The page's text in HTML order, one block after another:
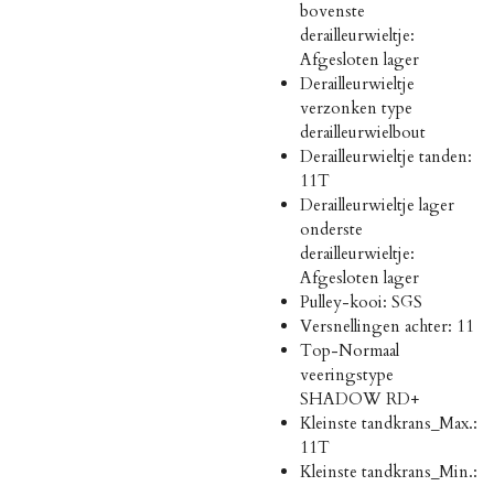
bovenste
derailleurwieltje:
Afgesloten lager
Derailleurwieltje
verzonken type
derailleurwielbout
Derailleurwieltje tanden:
11T
Derailleurwieltje lager
onderste
derailleurwieltje:
Afgesloten lager
Pulley-kooi: SGS
Versnellingen achter: 11
Top-Normaal
veeringstype
SHADOW RD+
Kleinste tandkrans_Max.:
11T
Kleinste tandkrans_Min.: